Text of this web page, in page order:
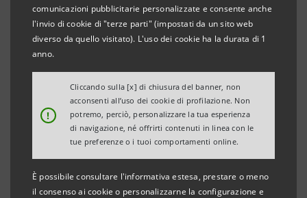
comunicazioni pubblicitarie personalizzate e consente anche
l'invio di cookie di "terze parti" (impostati da un sito web
diverso da quello visitato). L'uso dei cookie ha la durata di 1
anno.
!
Cliccando sulla [x] di chiusura del banner, non
acconsenti all’uso dei cookie di profilazione. Non
potremo, perciò, personalizzare la tua esperienza
di navigazione, né offrirti contenuti in linea con le
tue preferenze o i tuoi comportamenti online.
È possibile consultare l'informativa estesa, prestare o meno
il consenso ai cookie o personalizzarne la configurazione e
CAMBIAMENTO CLIMATICO
Gestione responsabile delle
risorse